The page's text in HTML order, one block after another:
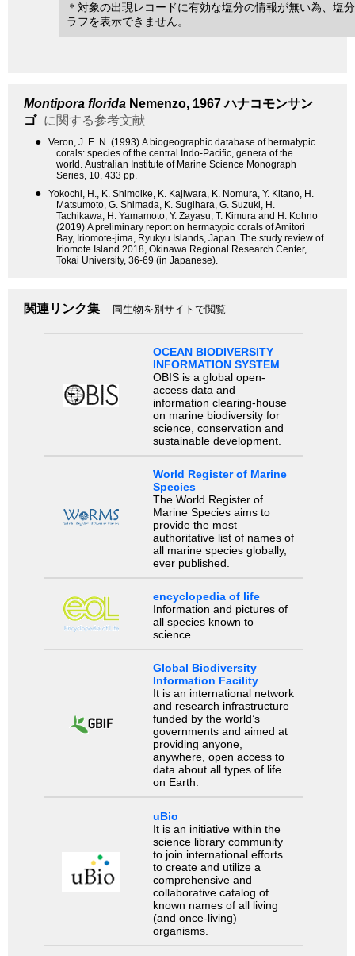
＊対象の出現レコードに有効な塩分の情報が無い為、塩
ラフを表示できません。
Montipora florida Nemenzo, 1967ハナコモンサン
ゴ に関する参考文献
●
Veron, J. E. N. (1993) A biogeographic database of hermatypic
corals: species of the central Indo-Pacific, genera of the
world. Australian Institute of Marine Science Monograph
Series, 10, 433 pp.
●
Yokochi, H., K. Shimoike, K. Kajiwara, K. Nomura, Y. Kitano, H.
Matsumoto, G. Shimada, K. Sugihara, G. Suzuki, H.
Tachikawa, H. Yamamoto, Y. Zayasu, T. Kimura and H. Kohno
(2019) A preliminary report on hermatypic corals of Amitori
Bay, Iriomote-jima, Ryukyu Islands, Japan. The study review of
Iriomote Island 2018, Okinawa Regional Research Center,
Tokai University, 36-69 (in Japanese).
関連リンク集 同生物を別サイトで閲覧
OCEAN BIODIVERSITY
INFORMATION SYSTEM
OBIS is a global open-
access data and
information clearing-house
on marine biodiversity for
science, conservation and
sustainable development.
World Register of Marine
Species
The World Register of
Marine Species aims to
provide the most
authoritative list of names of
all marine species globally,
ever published.
encyclopedia of life
Information and pictures of
all species known to
science.
Global Biodiversity
Information Facility
It is an international network
and research infrastructure
funded by the world’s
governments and aimed at
providing anyone,
anywhere, open access to
data about all types of life
on Earth.
uBio
It is an initiative within the
science library community
to join international efforts
to create and utilize a
comprehensive and
collaborative catalog of
known names of all living
(and once-living)
organisms.